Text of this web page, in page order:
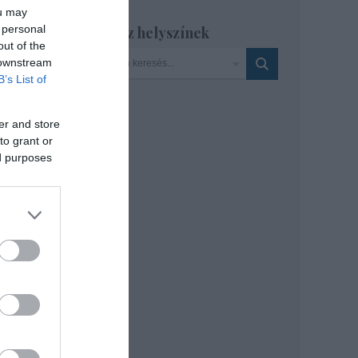
may
of the
List of
and store
grant or
purposes
Szinház helyszínek